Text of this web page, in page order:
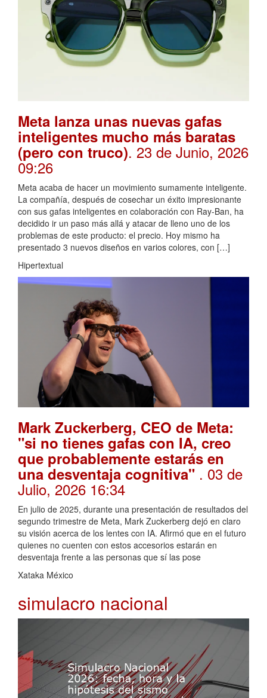
Meta lanza unas nuevas gafas
inteligentes mucho más baratas
(pero con truco). 23 de Junio, 2026
09:26
Meta acaba de hacer un movimiento sumamente inteligente.
La compañía, después de cosechar un éxito impresionante
con sus gafas inteligentes en colaboración con Ray-Ban, ha
decidido ir un paso más allá y atacar de lleno uno de los
problemas de este producto: el precio. Hoy mismo ha
presentado 3 nuevos diseños en varios colores, con […]
Hipertextual
Mark Zuckerberg, CEO de Meta:
"si no tienes gafas con IA, creo
que probablemente estarás en
una desventaja cognitiva" . 03 de
Julio, 2026 16:34
En julio de 2025, durante una presentación de resultados del
segundo trimestre de Meta, Mark Zuckerberg dejó en claro
su visión acerca de los lentes con IA. Afirmó que en el futuro
quienes no cuenten con estos accesorios estarán en
desventaja frente a las personas que sí las pose
Xataka México
simulacro nacional